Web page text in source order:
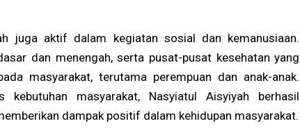
juga aktif dalam kegiatan sosial dan kemanusiaan.
dan menengah, serta pusat-pusat kesehatan yang
masyarakat, terutama perempuan dan anak-anak.
kebutuhan masyarakat, Nasyiatul Aisyiyah berhasil
dampak positif dalam kehidupan masyarakat.